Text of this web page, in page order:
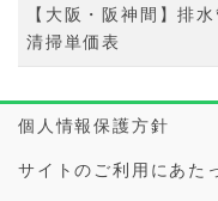
【大阪・阪神間】排
清掃単価表
個人情報保護方針
サイトのご利用にあた